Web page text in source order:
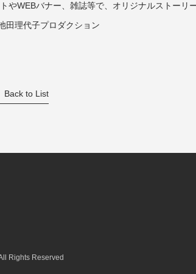
やWEBバナー、雑誌等で、オリジナルストーリ
田理代子プロダクション
Back to List
Rights Reserved